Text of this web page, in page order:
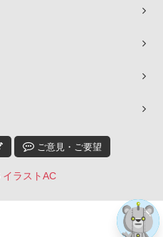
ご意見・ご要望
イラストAC